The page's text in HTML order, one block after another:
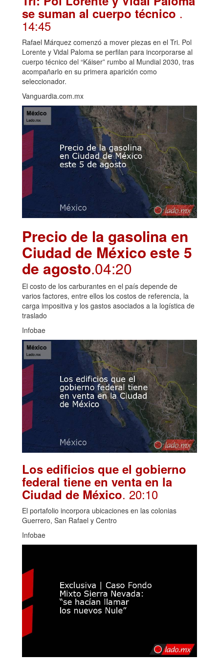
se suman al cuerpo técnico .
14:45
Rafael Márquez comenzó a mover piezas en el Tri. Pol
Lorente y Vidal Paloma se perfilan para incorporarse al
cuerpo técnico del “Káiser” rumbo al Mundial 2030, tras
acompañarlo en su primera aparición como
seleccionador.
Vanguardia.com.mx
Precio de la gasolina en
Ciudad de México este 5
de agosto.04:20
El costo de los carburantes en el país depende de
varios factores, entre ellos los costos de referencia, la
carga impositiva y los gastos asociados a la logística de
traslado
Infobae
Los edificios que el gobierno
federal tiene en venta en la
Ciudad de México. 20:10
El portafolio incorpora ubicaciones en las colonias
Guerrero, San Rafael y Centro
Infobae